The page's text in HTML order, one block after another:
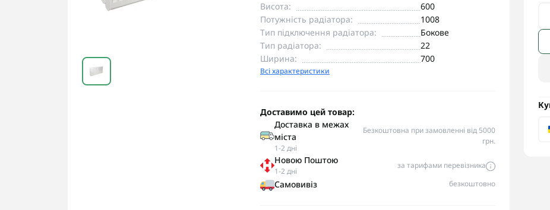
Висота:
600
Потужність радіатора:
1008
Тип підключення радіатора:
Бокове
Тип радіатора:
22
Ширина:
700
Всі характеристики
Доставимо цей товар:
Доставка в межах
міста
1-2 дні
Безкоштовна при замовленні від 5000
грн.
Новою Поштою
1-2 дні
за тарифами перевізника
Самовивіз безкоштовно